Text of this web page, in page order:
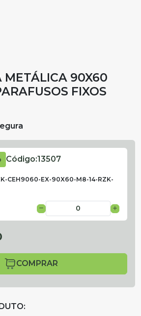
METÁLICA 90X60
FIXOS
Código:13507
CEH9060-EX-90X60-M8-14-RZK-
COMPRAR